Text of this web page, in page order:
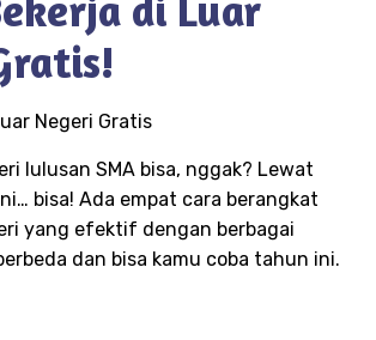
di Luar
lulusan SMA bisa, nggak? Lewat
bisa! Ada empat cara berangkat
yang efektif dengan berbagai
dan bisa kamu coba tahun ini.